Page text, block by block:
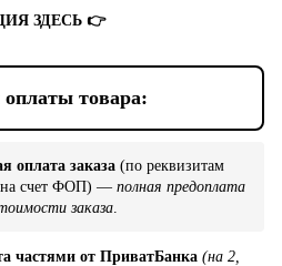
ЗДЕСЬ 👉
товара:
оплата заказа (по реквизитам
счет ФОП) — полная предоплата
заказа
частями от ПриватБанка (на 2,